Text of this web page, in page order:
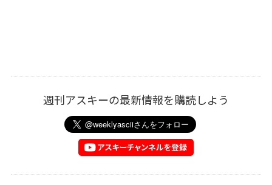
週刊アスキーの最新情報を購読しよう